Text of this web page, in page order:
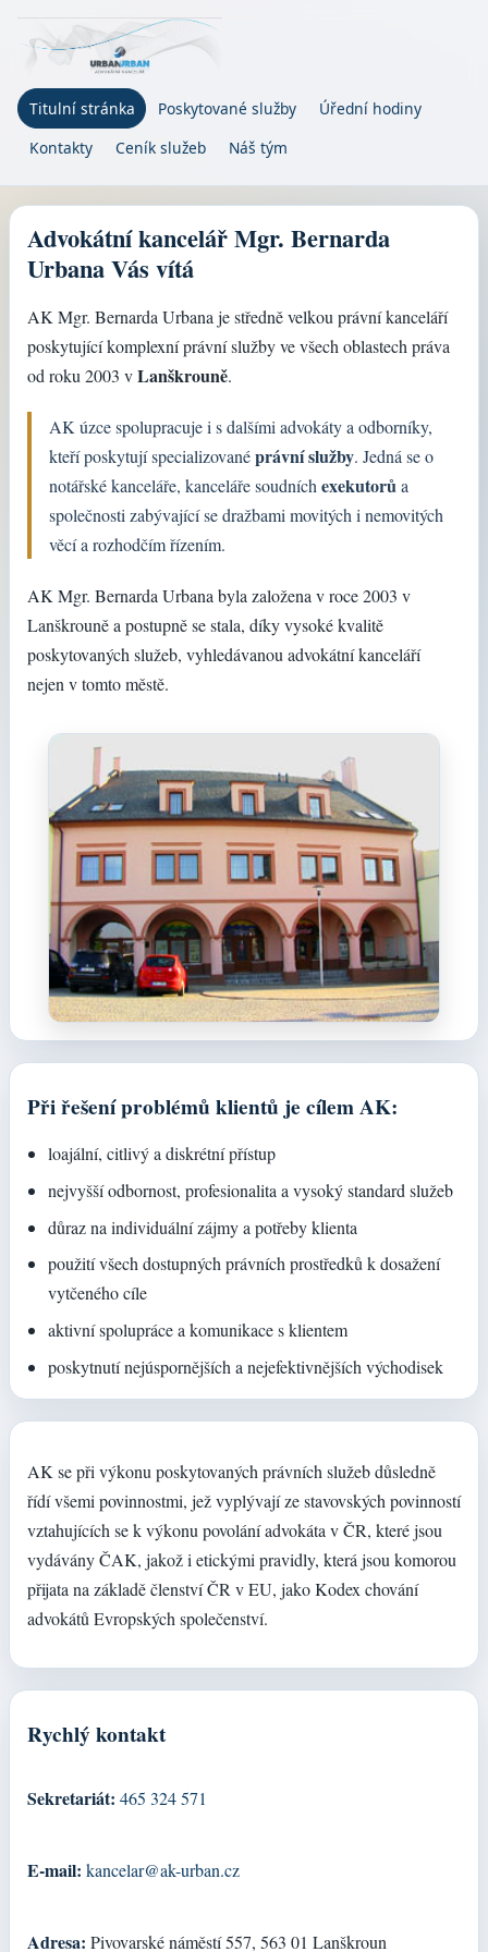
Titulní stránka Poskytované služby
Úřední hodiny
Kontakty
Ceník služeb Náš tým
Advokátní kancelář Mgr. Bernarda
Urbana Vás vítá
AK Mgr. Bernarda Urbana je středně velkou právní kanceláří
poskytující komplexní právní služby ve všech oblastech práva
od roku 2003 vLanškrouně.
AK úzce spolupracuje i s dalšími advokáty a odborníky,
kteří poskytují specializovanéprávní služby. Jedná se o
notářské kanceláře, kanceláře soudníchexekutorůa
společnosti zabývající se dražbami movitých i nemovitých
věcí a rozhodčím řízením.
AK Mgr. Bernarda Urbana byla založena v roce 2003 v
Lanškrouně a postupně se stala, díky vysoké kvalitě
poskytovaných služeb, vyhledávanou advokátní kanceláří
nejen v tomto městě.
Při řešení problémů klientů je cílem AK:
loajální, citlivý a diskrétní přístup
nejvyšší odbornost, profesionalita a vysoký standard služeb
důraz na individuální zájmy a potřeby klienta
použití všech dostupných právních prostředků k dosažení
vytčeného cíle
aktivní spolupráce a komunikace s klientem
poskytnutí nejúspornějších a nejefektivnějších východisek
AK se při výkonu poskytovaných právních služeb důsledně
řídí všemi povinnostmi, jež vyplývají ze stavovských povinností
vztahujících se k výkonu povolání advokáta v ČR, které jsou
vydávány ČAK, jakož i etickými pravidly, která jsou komorou
přijata na základě členství ČR v EU, jako Kodex chování
advokátů Evropských společenství.
Rychlý kontakt
Sekretariát: 465 324 571
E-mail: kancelar@ak-urban.cz
Adresa: Pivovarské náměstí 557, 563 01 Lanškroun